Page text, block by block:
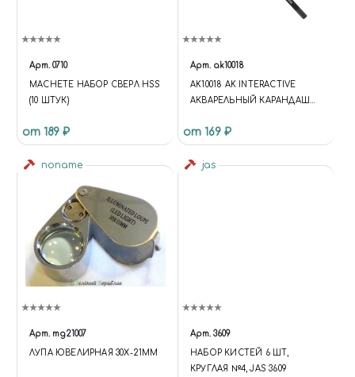
Арт. 0710
MACHETE НАБОР СВЕРЛ HSS
(10 ШТУК)
от 189 ₽
Арт. ak10018
AK10018 AK INTERACTIVE
АКВАРЕЛЬНЫЙ КАРАНДАШ
(ГРАФИТ)" / WATERCOLOR
PENCIL GUN METAL
(GRAPHITE)
от 169 ₽
noname
Арт. mg21007
ЛУПА ЮВЕЛИРНАЯ 30Х-21ММ
jas
Арт. 3609
НАБОР КИСТЕЙ 6 ШТ,
КРУГЛАЯ №4, JAS 3609